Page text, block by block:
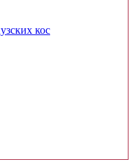
кос